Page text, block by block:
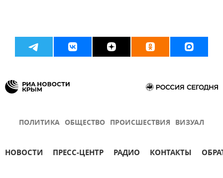
ПОЛИТИКА ОБЩЕСТВО ПРОИСШЕСТВИЯ ВИЗУАЛ
НОВОСТИ ПРЕСС-ЦЕНТР РАДИО КОНТАКТЫ